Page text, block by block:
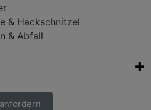
& Hackschnitzel
& Abfall